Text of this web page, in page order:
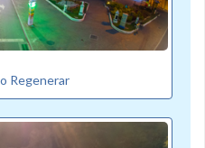
Regenerar